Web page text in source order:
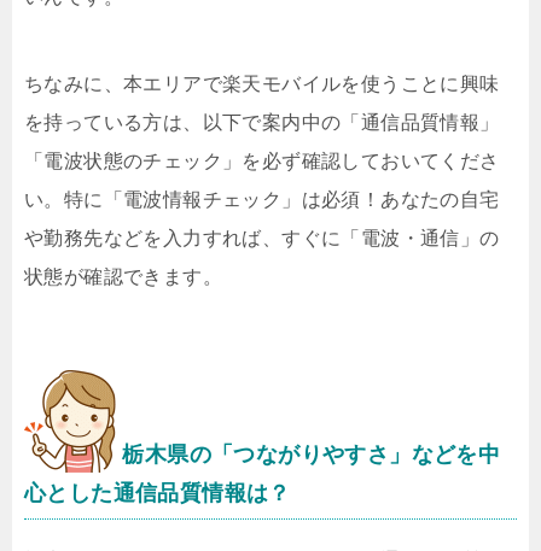
ちなみに、本エリアで楽天モバイルを使うことに興味
を持っている方は、以下で案内中の「通信品質情報」
「電波状態のチェック」を必ず確認しておいてくださ
い。特に「電波情報チェック」は必須！あなたの自宅
や勤務先などを入力すれば、すぐに「電波・通信」の
状態が確認できます。
栃木県の「つながりやすさ」などを中
心とした通信品質情報は？